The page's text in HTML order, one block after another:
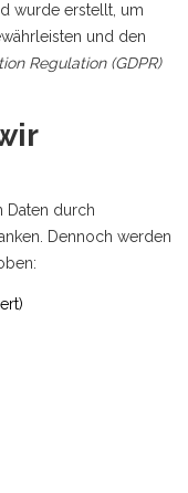
wurde erstellt, um
und den
Regulation (GDPR)
Daten durch
Dennoch werden